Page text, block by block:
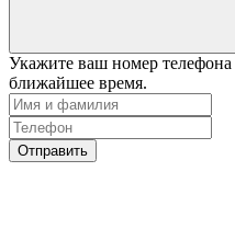
Укажите ваш номер
ближайшее время.
Отправить